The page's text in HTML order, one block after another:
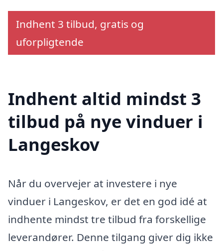
Indhent 3 tilbud, gratis og
uforpligtende
Indhent altid mindst 3
tilbud på nye vinduer i
Langeskov
Når du overvejer at investere i nye
vinduer i Langeskov, er det en god idé at
indhente mindst tre tilbud fra forskellige
leverandører. Denne tilgang giver dig ikke